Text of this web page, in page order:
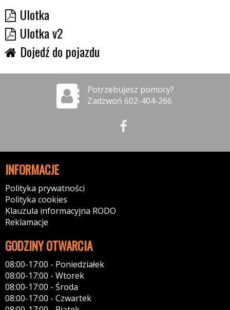
Ulotka
Ulotka v2
Dojedź do pojazdu
Potrzebujesz pomocy?
Zadzwoń 602-404-266
INFORMACJE
Polityka prywatności
Polityka cookies
Klauzula informacyjna RODO
Reklamacje
GODZINY OTWARCIA
08:00-17:00 - Poniedziałek
08:00-17:00 - Wtorek
08:00-17:00 - Środa
08:00-17:00 - Czwartek